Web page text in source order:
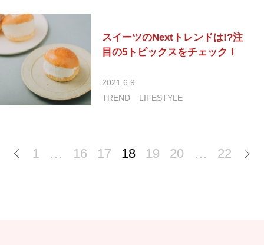
スイーツのNextトレンドは!?注
目の5トピックスをチェック！
2021.6.9
TREND
LIFESTYLE
1 … 16 17 18 19 20 … 22